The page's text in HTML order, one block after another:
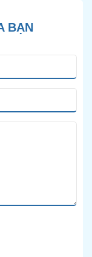
BẠN